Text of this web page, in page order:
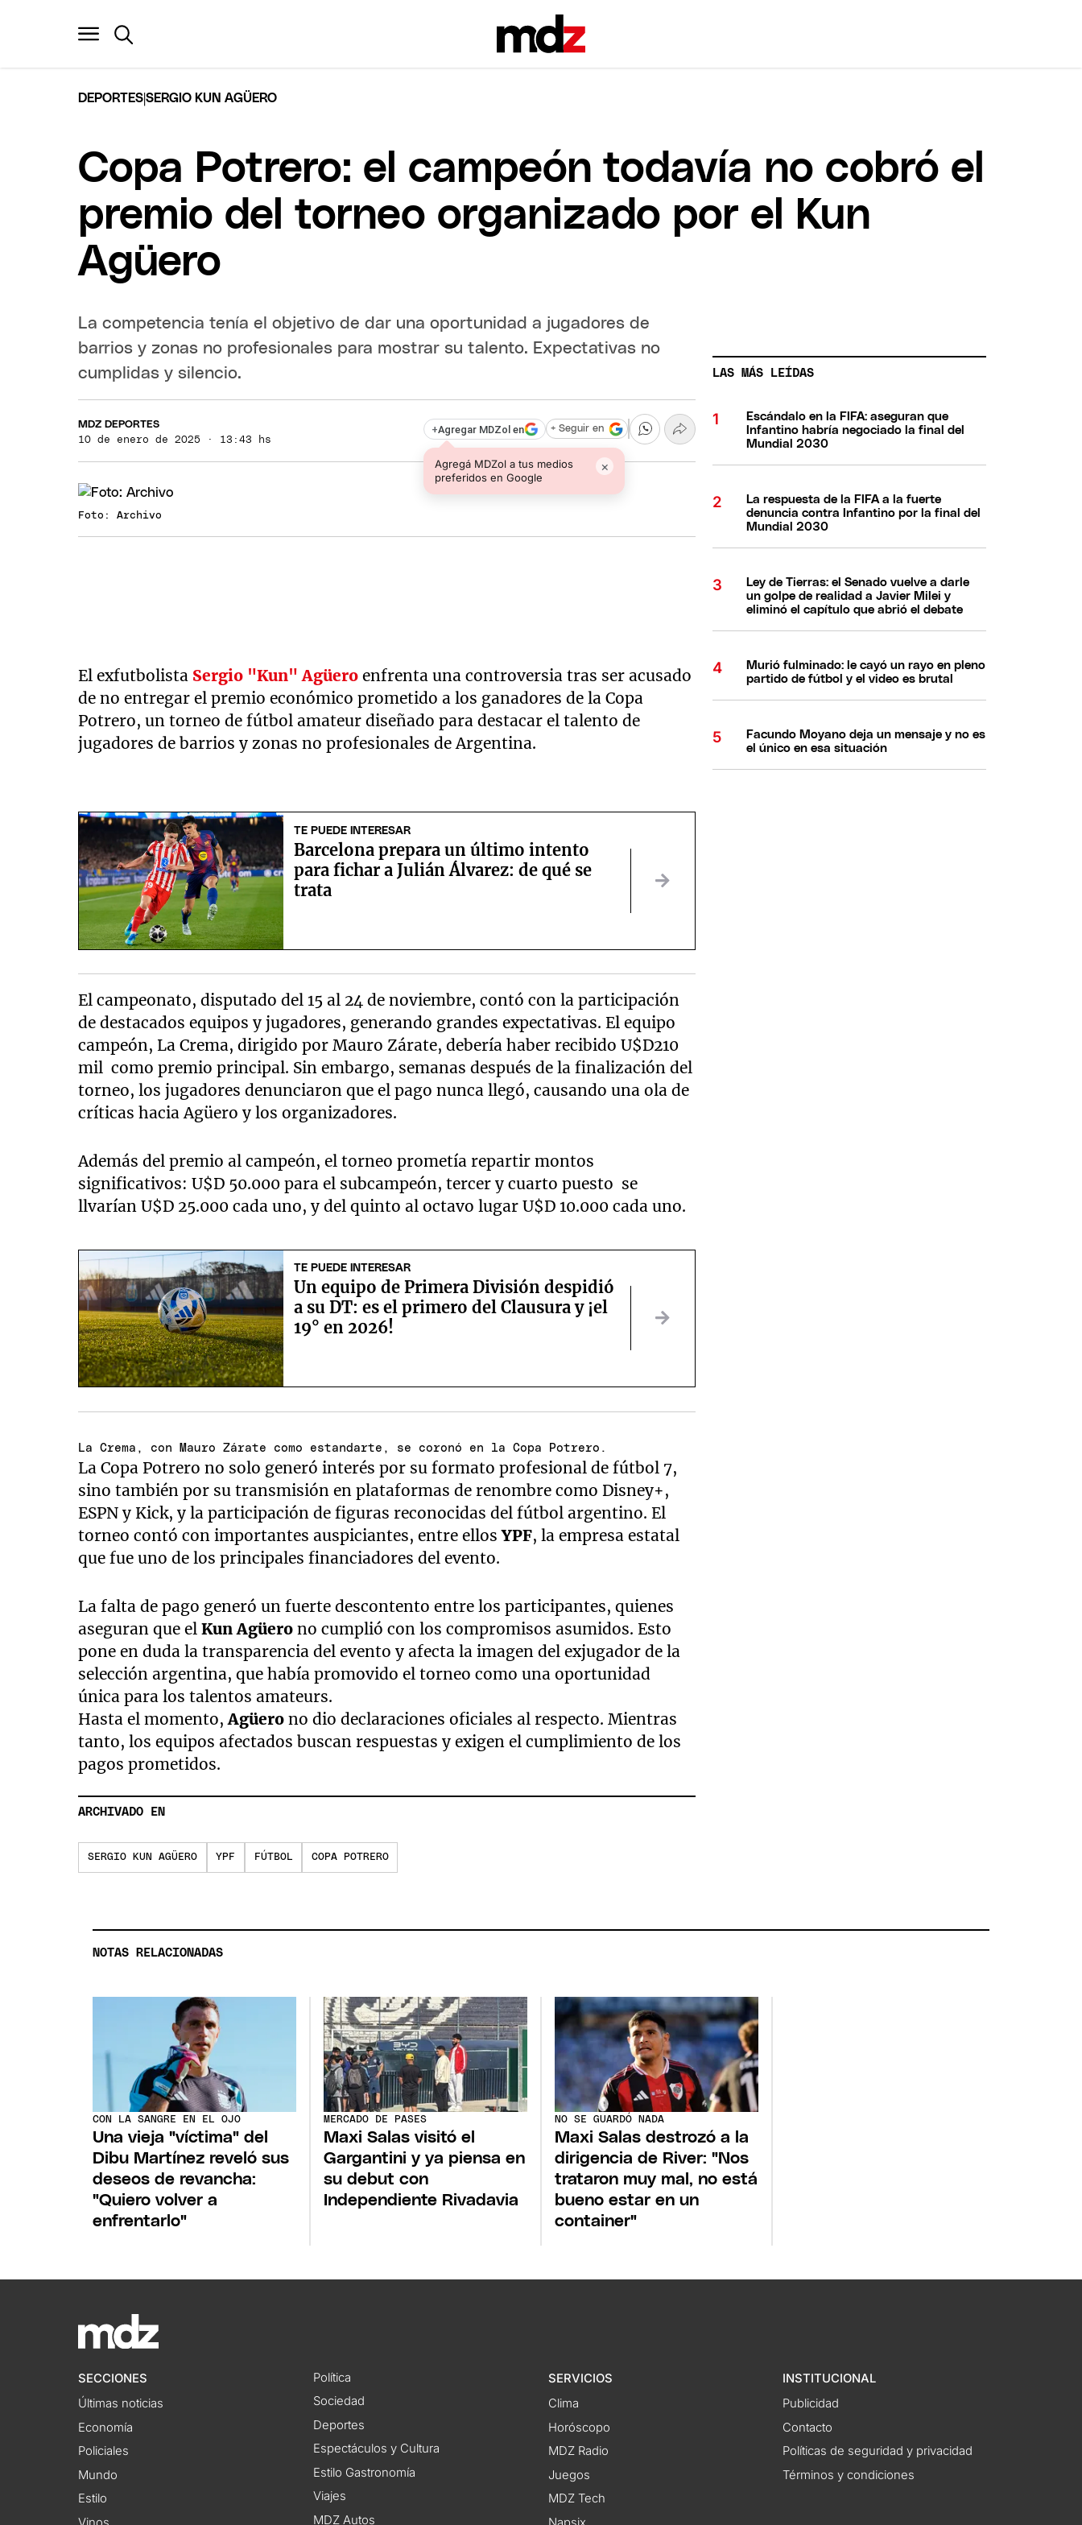
DEPORTES|SERGIO KUN AGÜERO
Copa Potrero: el campeón todavía no cobró el
premio del torneo organizado por el Kun
Agüero
La competencia tenía el objetivo de dar una oportunidad a jugadores de
barrios y zonas no profesionales para mostrar su talento. Expectativas no
cumplidas y silencio.
MDZ DEPORTES
10 de enero de 2025 · 13:43 hs
+Agregar MDZol en
Agregá MDZol a tus medios
preferidos en Google
×
+ Seguir en
Foto: Archivo
El exfutbolista Sergio "Kun" Agüero enfrenta una controversia tras ser acusado
de no entregar el premio económico prometido a los ganadores de la Copa
Potrero, un torneo de fútbol amateur diseñado para destacar el talento de
jugadores de barrios y zonas no profesionales de Argentina.
TE PUEDE INTERESAR
Barcelona prepara un último intento
para fichar a Julián Álvarez: de qué se
trata
El campeonato, disputado del 15 al 24 de noviembre, contó con la participación
de destacados equipos y jugadores, generando grandes expectativas. El equipo
campeón, La Crema, dirigido por Mauro Zárate, debería haber recibido U$D210
mil como premio principal. Sin embargo, semanas después de la finalización del
torneo, los jugadores denunciaron que el pago nunca llegó, causando una ola de
críticas hacia Agüero y los organizadores.
Además del premio al campeón, el torneo prometía repartir montos
significativos: U$D 50.000 para el subcampeón, tercer y cuarto puesto se
llvarían U$D 25.000 cada uno, y del quinto al octavo lugar U$D 10.000 cada uno.
TE PUEDE INTERESAR
Un equipo de Primera División despidió
a su DT: es el primero del Clausura y ¡el
19° en 2026!
La Crema, con Mauro Zárate como estandarte, se coronó en la Copa Potrero.
La Copa Potrero no solo generó interés por su formato profesional de fútbol 7,
sino también por su transmisión en plataformas de renombre como Disney+,
ESPN y Kick, y la participación de figuras reconocidas del fútbol argentino. El
torneo contó con importantes auspiciantes, entre ellosYPF, la empresa estatal
que fue uno de los principales financiadores del evento.
La falta de pago generó un fuerte descontento entre los participantes, quienes
aseguran que elKun Agüero no cumplió con los compromisos asumidos. Esto
pone en duda la transparencia del evento y afecta la imagen del exjugador de la
selección argentina, que había promovido el torneo como una oportunidad
única para los talentos amateurs.
Hasta el momento, Agüero no dio declaraciones oficiales al respecto. Mientras
tanto, los equipos afectados buscan respuestas y exigen el cumplimiento de los
pagos prometidos.
ARCHIVADO EN
SERGIO KUN AGÜERO YPF FÚTBOL COPA POTRERO
LAS MÁS LEÍDAS
Escándalo en la FIFA: aseguran que
Infantino habría negociado la final del
Mundial 2030
La respuesta de la FIFA a la fuerte
denuncia contra Infantino por la final del
Mundial 2030
Ley de Tierras: el Senado vuelve a darle
un golpe de realidad a Javier Milei y
eliminó el capítulo que abrió el debate
Murió fulminado: le cayó un rayo en pleno
partido de fútbol y el video es brutal
Facundo Moyano deja un mensaje y no es
el único en esa situación
NOTAS RELACIONADAS
CON LA SANGRE EN EL OJO
Una vieja "víctima" del
Dibu Martínez reveló sus
deseos de revancha:
"Quiero volver a
enfrentarlo"
MERCADO DE PASES
Maxi Salas visitó el
Gargantini y ya piensa en
su debut con
Independiente Rivadavia
NO SE GUARDÓ NADA
Maxi Salas destrozó a la
dirigencia de River: "Nos
trataron muy mal, no está
bueno estar en un
container"
SECCIONES
Últimas noticias
Economía
Policiales
Mundo
Estilo
Política
Sociedad
Deportes
Espectáculos y Cultura
Estilo Gastronomía
Viajes
MDZ Autos
SERVICIOS
Clima
Horóscopo
MDZ Radio
Juegos
MDZ Tech
INSTITUCIONAL
Publicidad
Contacto
Políticas de seguridad y privacidad
Términos y condiciones